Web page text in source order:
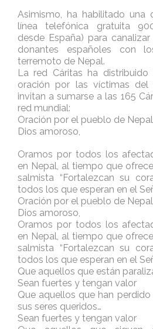
Asimismo, ha habilitado una
línea telefónica gratuita
desde España) para
donantes españoles con
terremoto de Nepal.
La red Cáritas ha
oración por las víctimas
invitan a sumarse a las 165
red mundial:
Oración por el pueblo de Nepal
Dios amoroso,
Oramos por todos los
en Nepal, al tiempo que
salmista “Fortalezcan su
todos los que esperan en el
Oración por el pueblo de Nepal
Dios amoroso,
Oramos por todos los
en Nepal, al tiempo que
salmista “Fortalezcan su
todos los que esperan en el
Que aquellos que están
Sean fuertes y tengan valor
Que aquellos que han
sus seres queridos…
Sean fuertes y tengan valor